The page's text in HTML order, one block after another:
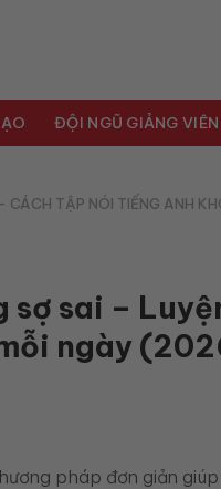
ĐỘI NGŨ GIẢNG VIÊN
CÁCH TẬP NÓI TIẾNG ANH
sai –
ngày
pháp đơn giản